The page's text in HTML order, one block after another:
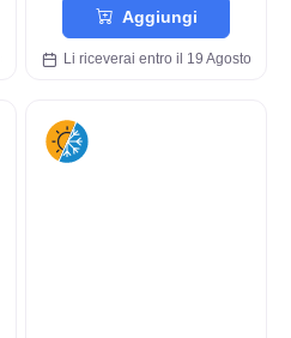
Aggiungi
Li riceverai entro il 19 Agosto